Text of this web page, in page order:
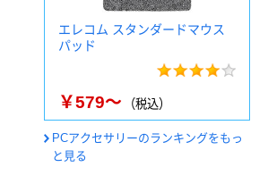
エレコム スタンダードマウス
パッド
￥579～ （税込）
PCアクセサリーのランキングをもっ
と見る